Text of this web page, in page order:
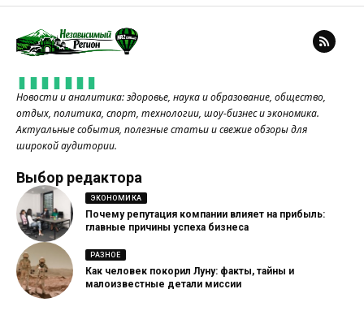
Новости и аналитика: здоровье, наука и образование, общество,
отдых, политика, спорт, технологии, шоу-бизнес и экономика.
Актуальные события, полезные статьи и свежие обзоры для
широкой аудитории.
Выбор редактора
ЭКОНОМИКА
Почему репутация компании влияет на прибыль:
главные причины успеха бизнеса
РАЗНОЕ
Как человек покорил Луну: факты, тайны и
малоизвестные детали миссии